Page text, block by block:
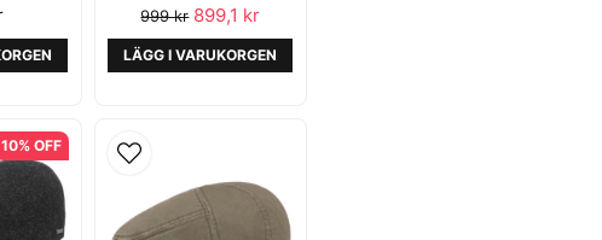
999 kr 899,1 kr
LÄGG I VARUKORGEN
10% OFF